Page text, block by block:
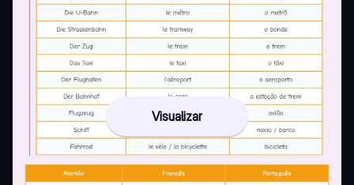
Visualizar